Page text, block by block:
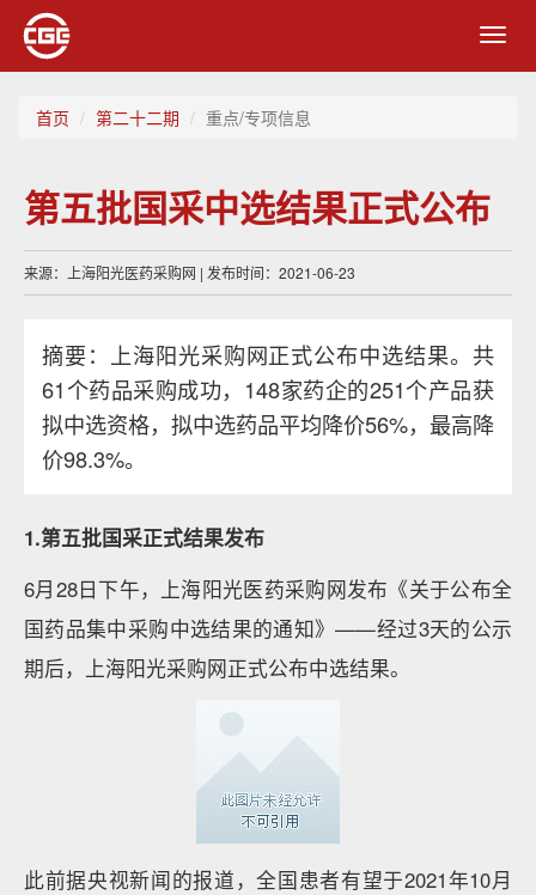
首页 第二十二期 重点/专项信息
第五批国采中选结果正式公布
来源：上海阳光医药采购网 | 发布时间：2021-06-23
摘要：上海阳光采购网正式公布中选结果。共
61个药品采购成功，148家药企的251个产品获
拟中选资格，拟中选药品平均降价56%，最高降
价98.3%。
1.第五批国采正式结果发布
6月28日下午，上海阳光医药采购网发布《关于公布全
国药品集中采购中选结果的通知》——经过3天的公示
期后，上海阳光采购网正式公布中选结果。
此前据央视新闻的报道，全国患者有望于2021年10月